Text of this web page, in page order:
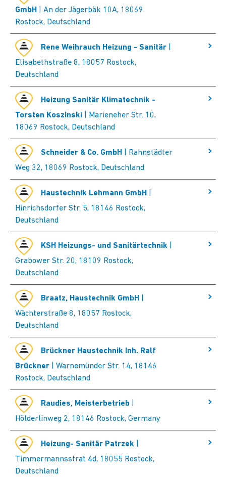
GmbH
| An der Jägerbäk 10A, 18069
Rostock, Deutschland
Rene Weihrauch Heizung - Sanitär
Elisabethstraße 8, 18057 Rostock,
Deutschland
Heizung Sanitär Klimatechnik -
Torsten Koszinski | Marieneher Str. 10,
18069 Rostock, Deutschland
Schneider & Co. GmbH | Rahnstädter
Weg 32, 18069 Rostock, Deutschland
Haustechnik Lehmann GmbH
Hinrichsdorfer Str. 5, 18146 Rostock,
Deutschland
KSH Heizungs- und Sanitärtechnik
Grabower Str. 20, 18109 Rostock,
Deutschland
Braatz, Haustechnik GmbH
Wächterstraße 8, 18057 Rostock,
Deutschland
Brückner Haustechnik Inh. Ralf
Brückner | Warnemünder Str. 14, 18146
Rostock, Deutschland
Raudies, Meisterbetrieb
Hölderlinweg 2, 18146 Rostock, Germany
Heizung- Sanitär Patrzek
Timmermannsstrat 4d, 18055 Rostock,
Deutschland